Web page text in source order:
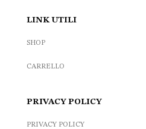
LINK UTILI
SHOP
CARRELLO
PRIVACY POLICY
PRIVACY POLICY